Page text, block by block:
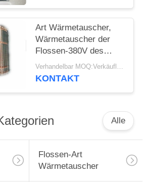
Art Wärmetauscher,
Wärmetauscher der
Flossen-380V des
Gefrierschrank-
50/60HZ
Verhandelbar MOQ:Verkäuflich
KONTAKT
Alle
Flossen-Art
Wärmetauscher